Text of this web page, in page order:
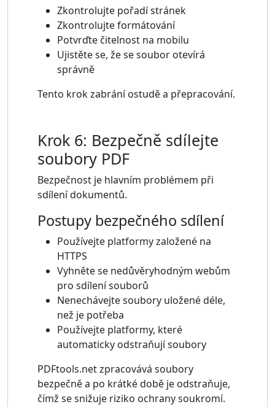
Zkontrolujte pořadí stránek
Zkontrolujte formátování
Potvrďte čitelnost na mobilu
Ujistěte se, že se soubor otevírá
správně
Tento krok zabrání ostudě a přepracování.
Krok 6: Bezpečně sdílejte
soubory PDF
Bezpečnost je hlavním problémem při
sdílení dokumentů.
Postupy bezpečného sdílení
Používejte platformy založené na
HTTPS
Vyhněte se nedůvěryhodným webům
pro sdílení souborů
Nenechávejte soubory uložené déle,
než je potřeba
Používejte platformy, které
automaticky odstraňují soubory
PDFtools.net zpracovává soubory
bezpečně a po krátké době je odstraňuje,
čímž se snižuje riziko ochrany soukromí.